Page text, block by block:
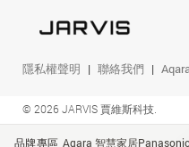
隱私權聲明 聯絡我們
© 2026 JARVIS 賈維斯科技.
品牌專區 Aqara 智慧家居